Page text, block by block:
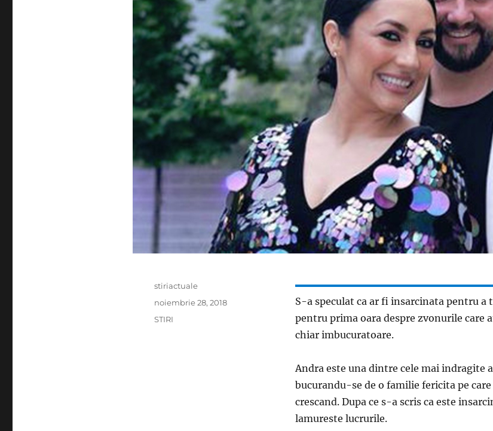
S-a speculat ca ar fi insarcinata pentru a
pentru prima oara despre zvonurile care
chiar imbucuratoare.
Andra este una dintre cele mai indragite
bucurandu-se de o familie fericita pe
crescand. Dupa ce s-a scris ca este
lamureste lucrurile.
Author
stiriactuale
Posted
noiembrie 28, 2018
Categories
STIRI